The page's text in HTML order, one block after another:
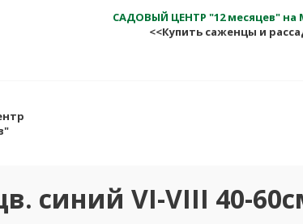
САДОВЫЙ ЦЕНТР "12 месяцев"
<<Купить саженцы и
синий VI-VIII 40-